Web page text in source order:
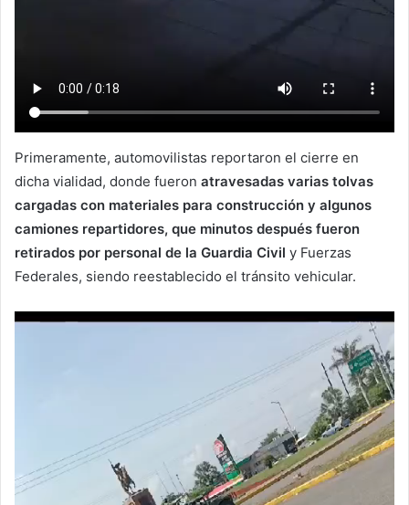
Primeramente, automovilistas reportaron el cierre en
dicha vialidad, donde fueron atravesadas varias tolvas
cargadas con materiales para construcción y algunos
camiones repartidores, que minutos después fueron
retirados por personal de la Guardia Civil y Fuerzas
Federales, siendo reestablecido el tránsito vehicular.